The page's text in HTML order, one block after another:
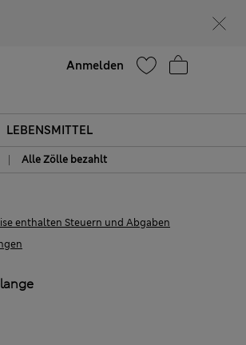
Anmelden
LEBENSMITTEL
| Alle Zölle bezahlt
enthalten Steuern und Abgaben